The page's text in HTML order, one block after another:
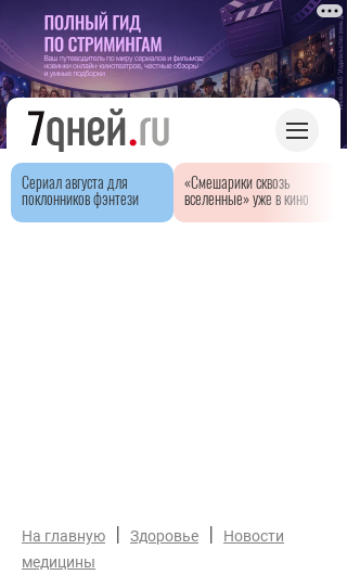
Сериал августа для
поклонников фэнтези
«Смешарики сквозь
вселенные» уже в кино
На главную | Здоровье |
Новости
медицины